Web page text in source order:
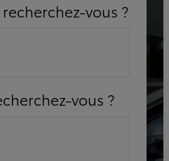
vous ?
vous ?